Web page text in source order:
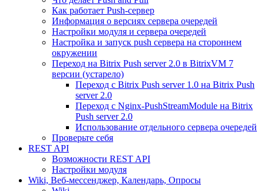
Как работает Push-сервер
Информация о версиях сервера очередей
Настройки модуля и сервера очередей
Настройка и запуск push сервера на стороннем
окружении
Переход на Bitrix Push server 2.0 в BitrixVM 7
версии (устарело)
Переход с Bitrix Push server 1.0 на Bitrix Push
server 2.0
Переход с Nginx-PushStreamModule на Bitrix
Push server 2.0
Использование отдельного сервера очередей
Проверьте себя
REST API
Возможности REST API
Настройки модуля
Wiki, Веб-мессенджер, Календарь, Опросы